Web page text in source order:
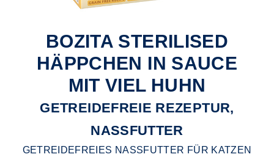
BOZITA STERILISED
HÄPPCHEN IN SAUCE
MIT VIEL HUHN
GETREIDEFREIE REZEPTUR,
NASSFUTTER
GETREIDEFREIES NASSFUTTER FÜR KATZEN